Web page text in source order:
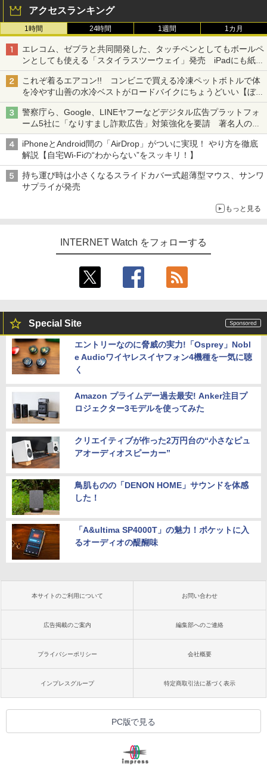
アクセスランキング
1時間 24時間 1週間 1カ月
エレコム、ゼブラと共同開発した、タッチペンとしてもボールペ
ンとしても使える「スタイラスツーウェイ」発売 iPadにも紙に
も、持ち替えずに書き込める
これぞ着るエアコン!! コンビニで買える冷凍ペットボトルで体
を冷やす山善の水冷ベストがロードバイクにちょうどいい【ぼっ
ち・ざ・ろーど！その14】【空いた時間でなにしてる？】
警察庁ら、Google、LINEヤフーなどデジタル広告プラットフォ
ーム5社に「なりすまし詐欺広告」対策強化を要請 著名人の写
真や映像を使った投資詐欺などへの対策として
iPhoneとAndroid間の「AirDrop」がついに実現！ やり方を徹底
解説【自宅Wi-Fiの“わからない”をスッキリ！】
持ち運び時は小さくなるスライドカバー式超薄型マウス、サンワ
サプライが発売
もっと見る
INTERNET Watch をフォローする
Special Site
エントリーなのに脅威の実力!「Osprey」Nobl
e Audioワイヤレスイヤフォン4機種を一気に聴
く
Amazon プライムデー過去最安! Anker注目プ
ロジェクター3モデルを使ってみた
クリエイティブが作った2万円台の“小さなピュ
アオーディオスピーカー”
鳥肌ものの「DENON HOME」サウンドを体感
した！
「A&ultima SP4000T」の魅力！ポケットに入
るオーディオの醍醐味
本サイトのご利用について お問い合わせ
広告掲載のご案内 編集部へのご連絡
プライバシーポリシー 会社概要
インプレスグループ 特定商取引法に基づく表示
PC版で見る